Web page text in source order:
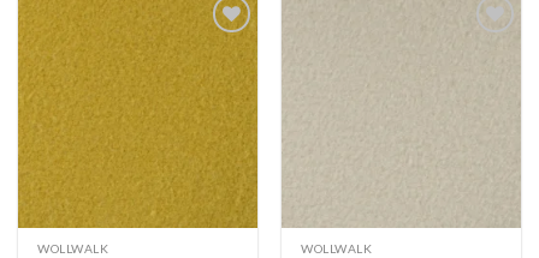
Wunschliste
WOLLWALK WOLLWALK